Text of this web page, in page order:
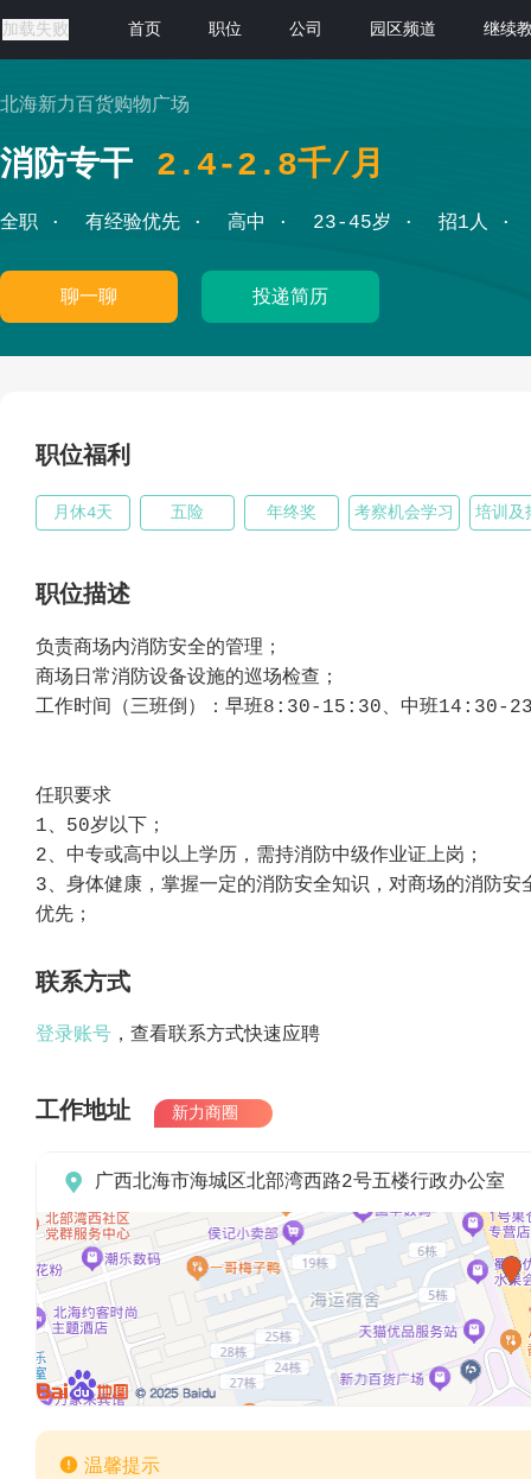
加载失败 首页 职位 公司 园区频道 继续
北海新力百货购物广场
消防专干 2.4-2.8千/月
全职 有经验优先 高中 23-45岁 招1人
聊一聊 投递简历
职位福利
月休4天 五险 年终奖 考察机会学习 培训及
职位描述
负责商场内消防安全的管理；
商场日常消防设备设施的巡场检查；
工作时间（三班倒）：早班8:30-15:30、中班
任职要求
1、50岁以下；
2、中专或高中以上学历，需持消防中级作业证上岗；
3、身体健康，掌握一定的消防安全知识，对商场的消防
优先；
联系方式
登录账号 ，查看联系方式快速应聘
工作地址 新力商圈
 广西北海市海城区北部湾西路2号五楼行政办公室
 温馨提示